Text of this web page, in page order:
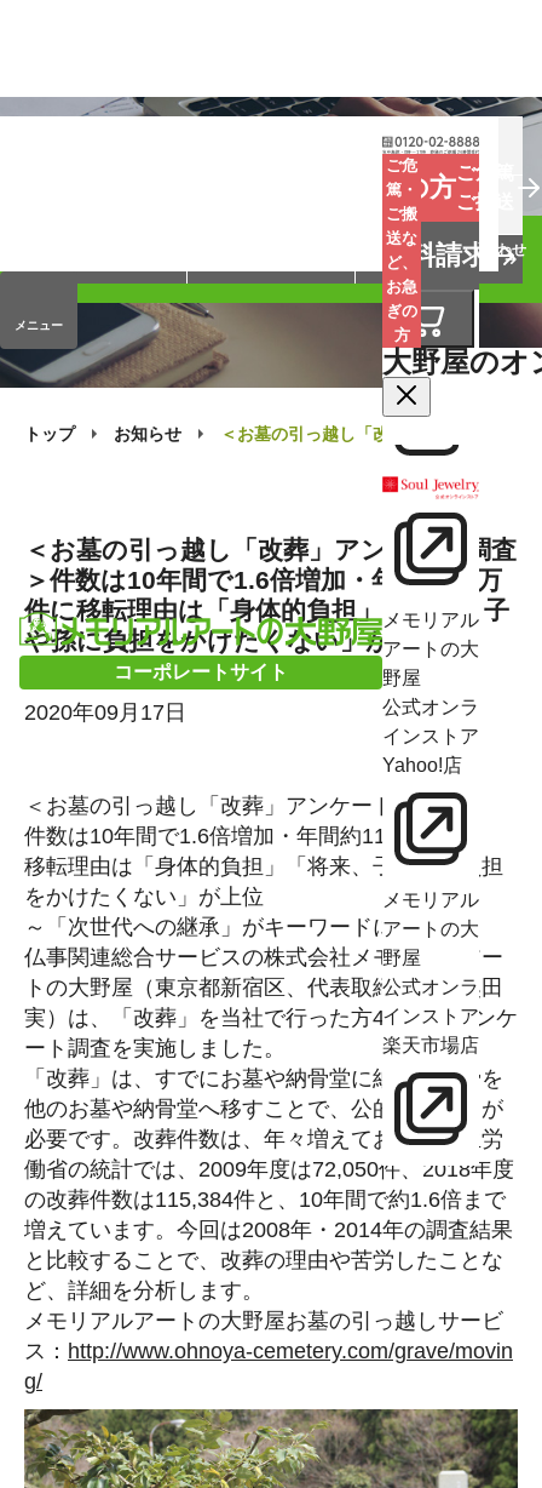
コーポレートサイト
ご危
篤・
ご搬
送な
ど、
お急
ぎの
方
お急ぎの方ご危篤
ご搬送
資料請求
大野屋のオ
メモリアル
アートの大
野屋
公式オンラ
インストア
Yahoo!店
メモリアル
アートの大
野屋
公式オンラ
インストア
楽天市場店
メニュー
会員サービス
お問い合わせ
トップ お知らせ ＜お墓の引っ越し「改葬」アンケート調
＜お墓の引っ越し「改葬」アンケート調査
＞件数は10年間で1.6倍増加・年間約11万
件に移転理由は「身体的負担」「将来、子
や孫に負担をかけたくない」が上位～
「次世代への継承」がキーワードに～
2020年09月17日
＜お墓の引っ越し「改葬」アンケート調査＞
件数は10年間で1.6倍増加・年間約11万件に
移転理由は「身体的負担」「将来、子や孫に負担
をかけたくない」が上位
～「次世代への継承」がキーワードに～
仏事関連総合サービスの株式会社メモリアルアー
トの大野屋（東京都新宿区、代表取締役社長奥田
実）は、「改葬」を当社で行った方496名にアンケ
ート調査を実施しました。
「改葬」は、すでにお墓や納骨堂に納めた遺骨を
他のお墓や納骨堂へ移すことで、公的な手続きが
必要です。改葬件数は、年々増えており、厚生労
働省の統計では、2009年度は72,050件、2018年度
の改葬件数は115,384件と、10年間で約1.6倍まで
増えています。今回は2008年・2014年の調査結果
と比較することで、改葬の理由や苦労したことな
ど、詳細を分析します。
メモリアルアートの大野屋お墓の引っ越しサービ
ス： http://www.ohnoya-cemetery.com/grave/movin
g/